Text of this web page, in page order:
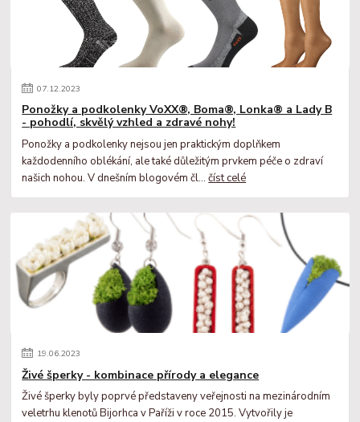
07.12.2023
Ponožky a podkolenky VoXX®, Boma®, Lonka® a Lady B
- pohodlí, skvělý vzhled a zdravé nohy!
Ponožky a podkolenky nejsou jen praktickým doplňkem
každodenního oblékání, ale také důležitým prvkem péče o zdraví
našich nohou. V dnešním blogovém čl...číst celé
19.06.2023
Živé šperky - kombinace přírody a elegance
Živé šperky byly poprvé představeny veřejnosti na mezinárodním
veletrhu klenotů Bijorhca v Paříži v roce 2015. Vytvořily je